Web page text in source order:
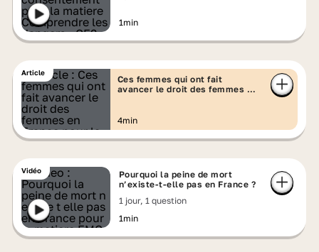
1min
Article
Ces femmes qui ont fait
avancer le droit des femmes en
4min
Vidéo
Pourquoi la peine de mort
n’existe-t-elle pas en France ?
1 jour, 1 question
1min